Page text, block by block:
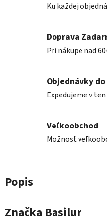
Ku každej
Doprava
Pri nákupe nad
Objednávky do
Expedujeme v ten
Veľkoobchod
Možnosť
Popis
Značka Basilur